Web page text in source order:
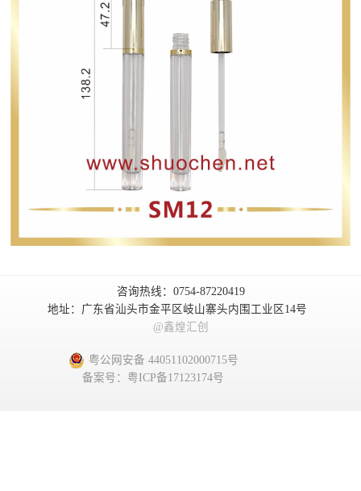
咨询热线：0754-87220419
地址：广东省汕头市金平区岐山寨头内围工业区14号
@鑫煌汇创
粤公网安备 44051102000715号
备案号：粤ICP备17123174号